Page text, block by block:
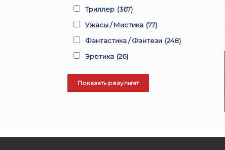
Триллер (367)
Ужасы / Мистика (77)
Фантастика / Фэнтези (248)
Эротика (26)